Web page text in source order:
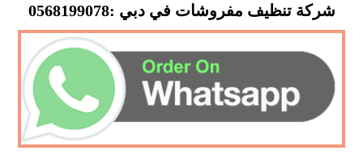
شركة تنظيف مفروشات في دبي :0568199078